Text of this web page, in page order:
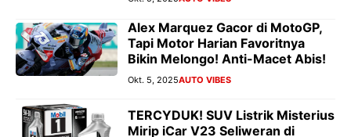
Alex Marquez Gacor di MotoGP,
Tapi Motor Harian Favoritnya
Bikin Melongo! Anti-Macet Abis!
Okt. 5, 2025AUTO VIBES
TERCYDUK! SUV Listrik Misterius
Mirip iCar V23 Seliweran di